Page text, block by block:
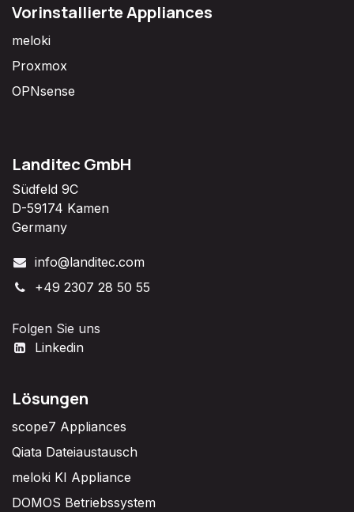
Vorinstallierte Appliances
meloki
Proxmox
OPNsense
Landitec GmbH
Südfeld 9C
D-59174 Kamen
Germany
info@landitec.com
+49 2307 28 50 55
Folgen Sie uns
Linkedin
Lösungen
scope7 Appliances
Qiata Dateiaustausch
meloki KI Appliance
DOMOS Betriebssystem